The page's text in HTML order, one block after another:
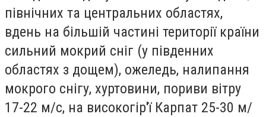
північних та центральних областях,
вдень на більшій частині території країни
сильний мокрий сніг (у південних
областях з дощем), ожеледь, налипання
мокрого снігу, хуртовини, пориви вітру
17-22 м/с, на високогір'ї Карпат 25-30 м/